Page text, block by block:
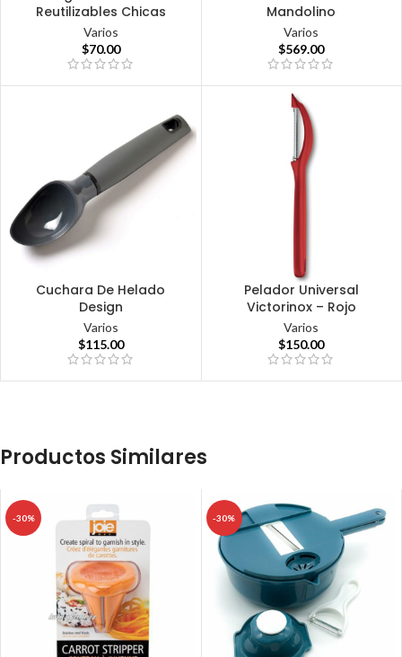
Reutilizables Chicas
Varios
$70.00
Mandolino
Varios
$569.00
Cuchara De Helado
Design
Varios
$115.00
Pelador Universal
Victorinox – Rojo
Varios
$150.00
Productos Similares
-30% -30%